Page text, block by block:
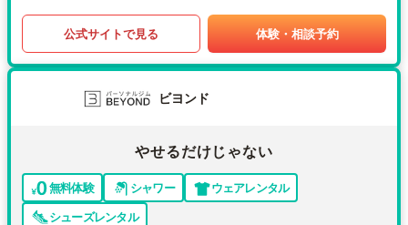
公式サイトで見る 体験・相談予約
ビヨンド
やせるだけじゃない
無料体験 シャワー
ウェアレンタル
シューズレンタル